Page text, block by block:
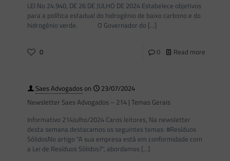
LEI No 24.940, DE 26 DE JULHO DE 2024 Estabelece objetivos
para a política estadual do hidrogênio de baixo carbono e do
hidrogênio verde. O Governador do […]
0 0 Read more
Saes Advogadoson
23/07/2024
Newsletter Saes Advogados – 214 | Temas Gerais
Informativo 214Julho/2024 Caros leitores, Na newsletter
desta semana destacamos os seguintes temas: #Resíduos
SólidosNo artigo “A sua empresa está em conformidade com
a Lei de Resíduos Sólidos?”, abordamos […]